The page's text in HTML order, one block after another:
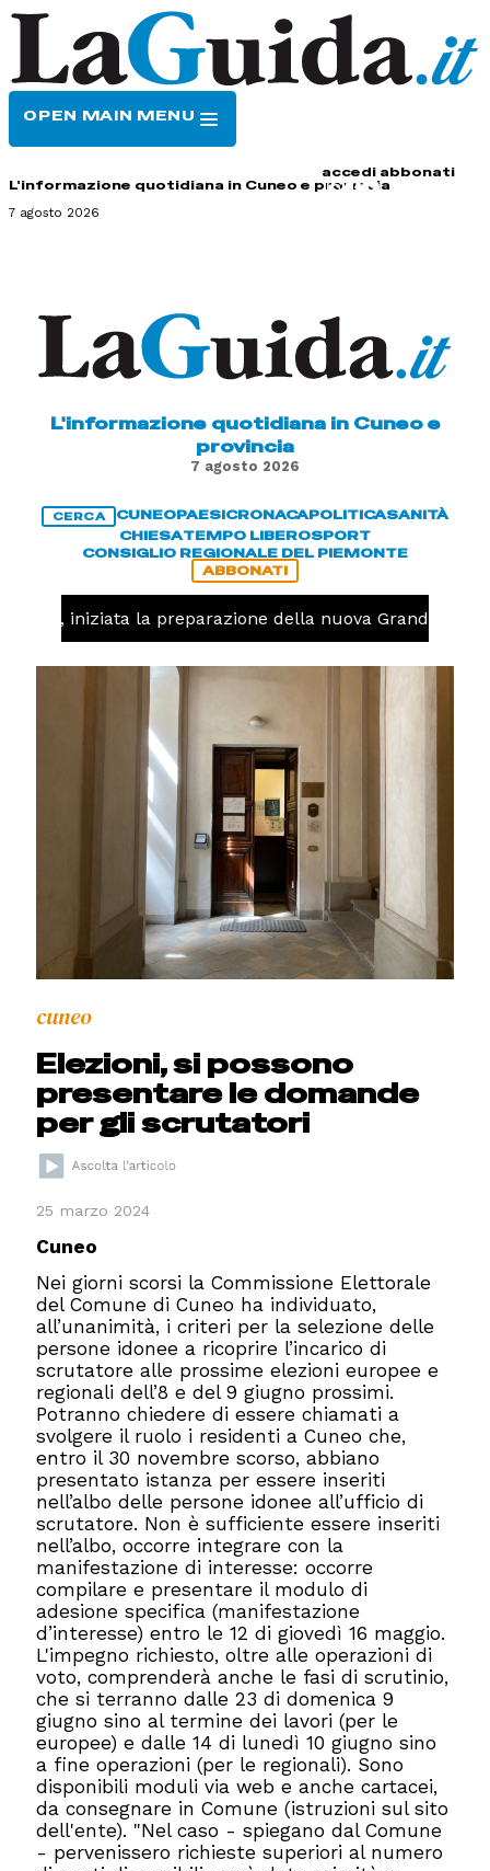
OPEN MAIN MENU
accedi abbonati
L'informazione quotidiana in Cuneo e provincia
7 agosto 2026
L'informazione quotidiana in Cuneo e
provincia
7 agosto 2026
CERCA CUNEOPAESICRONACAPOLITICASANITÀ
CHIESATEMPO LIBEROSPORT
CONSIGLIO REGIONALE DEL PIEMONTE
ABBONATI
iniziata la preparazione della nuova Granda Volley
cuneo
Elezioni, si possono
presentare le domande
per gli scrutatori
25 marzo 2024
Cuneo
Nei giorni scorsi la Commissione Elettorale
del Comune di Cuneo ha individuato,
all’unanimità, i criteri per la selezione delle
persone idonee a ricoprire l’incarico di
scrutatore alle prossime elezioni europee e
regionali dell’8 e del 9 giugno prossimi.
Potranno chiedere di essere chiamati a
svolgere il ruolo i residenti a Cuneo che,
entro il 30 novembre scorso, abbiano
presentato istanza per essere inseriti
nell’albo delle persone idonee all’ufficio di
scrutatore. Non è sufficiente essere inseriti
nell’albo, occorre integrare con la
manifestazione di interesse: occorre
compilare e presentare il modulo di
adesione specifica (manifestazione
d’interesse) entro le 12 di giovedì 16 maggio.
L'impegno richiesto, oltre alle operazioni di
voto, comprenderà anche le fasi di scrutinio,
che si terranno dalle 23 di domenica 9
giugno sino al termine dei lavori (per le
europee) e dalle 14 di lunedì 10 giugno sino
a fine operazioni (per le regionali). Sono
disponibili moduli via web e anche cartacei,
da consegnare in Comune (istruzioni sul sito
dell'ente). "Nel caso - spiegano dal Comune
- pervenissero richieste superiori al numero